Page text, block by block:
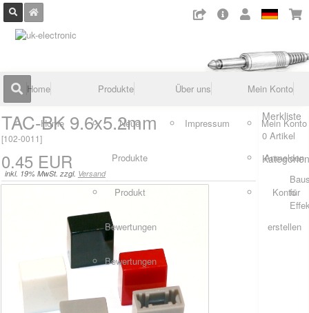
Home
Home
Produkte
Neue
Produkte
Produkt
Bewertungen
Bewertungen
Über uns
Impressum
Mein Konto
Mein Konto
Anmelden
Konto
erstellen
TAC-BK 9.6x5.2mm
[102-0011]
0.45 EUR
inkl. 19% MwSt. zzgl. Versand
Merkliste
0 Artikel
für